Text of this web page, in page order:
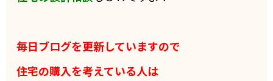
毎日ブログを更新していますので
住宅の購入を考えている人は